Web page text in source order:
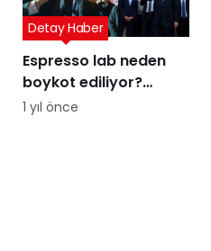
Espresso lab neden
boykot ediliyor?
Espresso Lab sahibi
Detay Haber
1 yıl önce